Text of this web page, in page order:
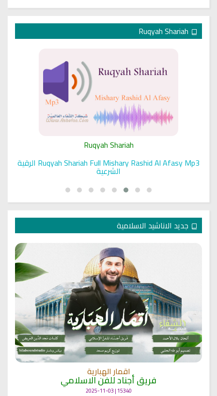
Ruqyah Shariah
Ruqyah Shariah Full Mishary Rashid Al Afasy Mp3 الرقية
الشرعية
جديد الاناشيد الاسلامية
اقمار الهبارية
فريق أجناد للفن الاسلامي
15340 | 2025-11-03